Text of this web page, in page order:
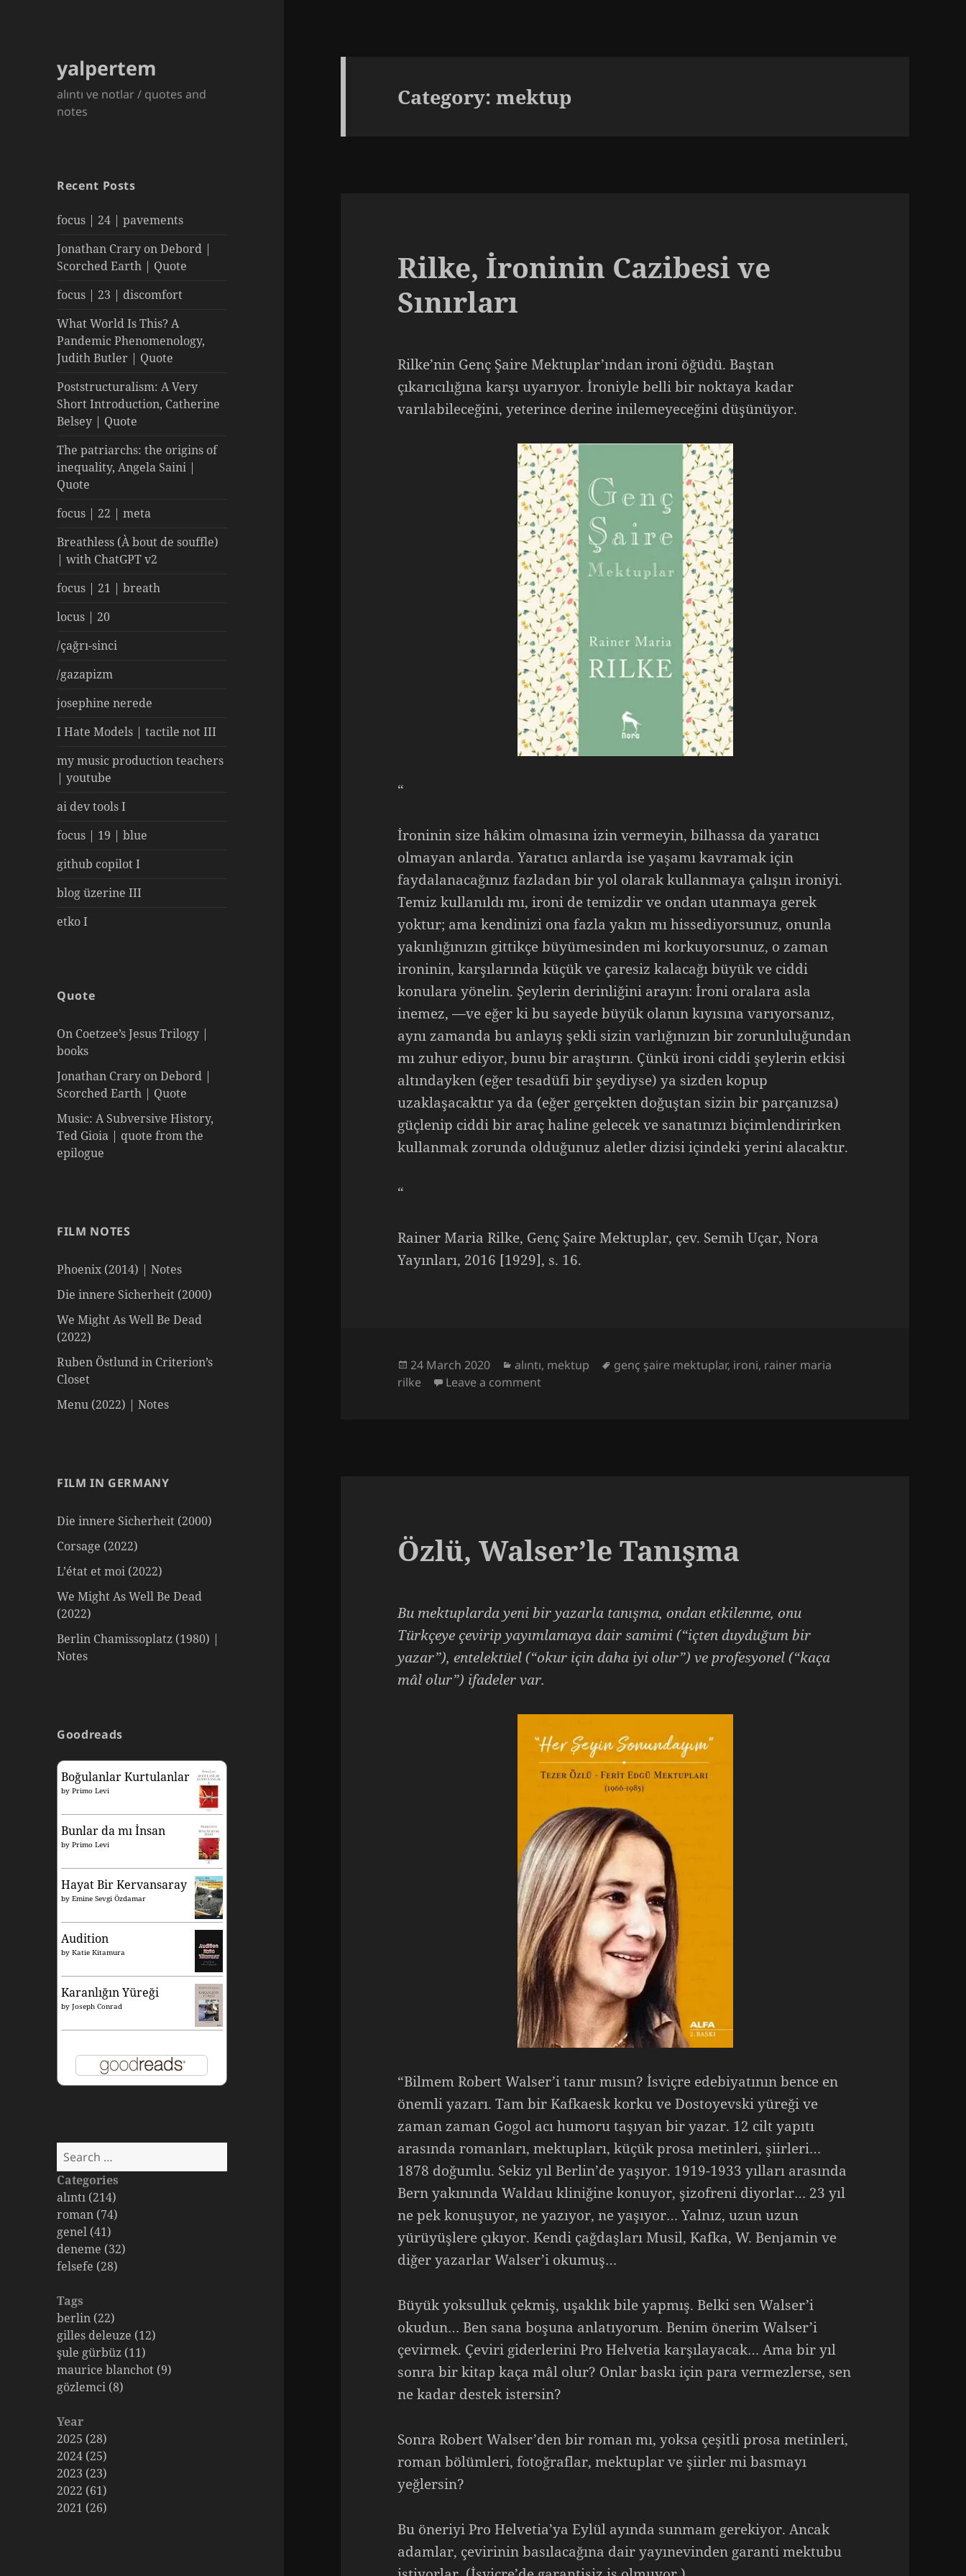
yalpertem
alıntı ve notlar / quotes and
notes
Recent Posts
focus | 24 | pavements
Jonathan Crary on Debord |
Scorched Earth | Quote
focus | 23 | discomfort
What World Is This? A
Pandemic Phenomenology,
Judith Butler | Quote
Poststructuralism: A Very
Short Introduction, Catherine
Belsey | Quote
The patriarchs: the origins of
inequality, Angela Saini |
Quote
focus | 22 | meta
Breathless (À bout de souffle)
| with ChatGPT v2
focus | 21 | breath
locus | 20
/çağrı-sinci
/gazapizm
josephine nerede
I Hate Models | tactile not III
my music production teachers
| youtube
ai dev tools I
focus | 19 | blue
github copilot I
blog üzerine III
etko I
Quote
On Coetzee’s Jesus Trilogy |
books
Jonathan Crary on Debord |
Scorched Earth | Quote
Music: A Subversive History,
Ted Gioia | quote from the
epilogue
FILM NOTES
Phoenix (2014) | Notes
Die innere Sicherheit (2000)
We Might As Well Be Dead
(2022)
Ruben Östlund in Criterion’s
Closet
Menu (2022) | Notes
FILM IN GERMANY
Die innere Sicherheit (2000)
Corsage (2022)
L’état et moi (2022)
We Might As Well Be Dead
(2022)
Berlin Chamissoplatz (1980) |
Notes
Goodreads
Boğulanlar Kurtulanlar
byPrimo Levi
Bunlar da mı İnsan
byPrimo Levi
Hayat Bir Kervansaray
byEmine Sevgi Özdamar
Audition
byKatie Kitamura
Karanlığın Yüreği
byJoseph Conrad
Search
for:
Categories
alıntı (214)
roman (74)
genel (41)
deneme (32)
felsefe (28)
Tags
berlin (22)
gilles deleuze (12)
şule gürbüz (11)
maurice blanchot (9)
gözlemci (8)
Year
2025 (28)
2024 (25)
2023 (23)
2022 (61)
2021 (26)
Category:mektup
Rilke, İroninin Cazibesi ve
Sınırları
Rilke’nin Genç Şaire Mektuplar’ından ironi öğüdü. Baştan
çıkarıcılığına karşı uyarıyor. İroniyle belli bir noktaya kadar
varılabileceğini, yeterince derine inilemeyeceğini düşünüyor.
“
İroninin size hâkim olmasına izin vermeyin, bilhassa da yaratıcı
olmayan anlarda. Yaratıcı anlarda ise yaşamı kavramak için
faydalanacağınız fazladan bir yol olarak kullanmaya çalışın ironiyi.
Temiz kullanıldı mı, ironi de temizdir ve ondan utanmaya gerek
yoktur; ama kendinizi ona fazla yakın mı hissediyorsunuz, onunla
yakınlığınızın gittikçe büyümesinden mi korkuyorsunuz, o zaman
ironinin, karşılarında küçük ve çaresiz kalacağı büyük ve ciddi
konulara yönelin. Şeylerin derinliğini arayın: İroni oralara asla
inemez, —ve eğer ki bu sayede büyük olanın kıyısına varıyorsanız,
aynı zamanda bu anlayış şekli sizin varlığınızın bir zorunluluğundan
mı zuhur ediyor, bunu bir araştırın. Çünkü ironi ciddi şeylerin etkisi
altındayken (eğer tesadüfi bir şeydiyse) ya sizden kopup
uzaklaşacaktır ya da (eğer gerçekten doğuştan sizin bir parçanızsa)
güçlenip ciddi bir araç haline gelecek ve sanatınızı biçimlendirirken
kullanmak zorunda olduğunuz aletler dizisi içindeki yerini alacaktır.
“
Rainer Maria Rilke, Genç Şaire Mektuplar, çev. Semih Uçar, Nora
Yayınları, 2016 [1929], s. 16.
Posted
on
24 March 2020 Categories
alıntı, mektup Tags
genç şaire mektuplar, ironi, rainer maria
rilke
Leave a commenton Rilke, İroninin Cazibesi ve Sınırları
Özlü, Walser’le Tanışma
Bu mektuplarda yeni bir yazarla tanışma, ondan etkilenme, onu
Türkçeye çevirip yayımlamaya dair samimi (“içten duyduğum bir
yazar”), entelektüel (“okur için daha iyi olur”) ve profesyonel (“kaça
mâl olur”) ifadeler var.
“Bilmem Robert Walser’i tanır mısın? İsviçre edebiyatının bence en
önemli yazarı. Tam bir Kafkaesk korku ve Dostoyevski yüreği ve
zaman zaman Gogol acı humoru taşıyan bir yazar. 12 cilt yapıtı
arasında romanları, mektupları, küçük prosa metinleri, şiirleri…
1878 doğumlu. Sekiz yıl Berlin’de yaşıyor. 1919-1933 yılları arasında
Bern yakınında Waldau kliniğine konuyor, şizofreni diyorlar… 23 yıl
ne pek konuşuyor, ne yazıyor, ne yaşıyor… Yalnız, uzun uzun
yürüyüşlere çıkıyor. Kendi çağdaşları Musil, Kafka, W. Benjamin ve
diğer yazarlar Walser’i okumuş…
Büyük yoksulluk çekmiş, uşaklık bile yapmış. Belki sen Walser’i
okudun… Ben sana boşuna anlatıyorum. Benim önerim Walser’i
çevirmek. Çeviri giderlerini Pro Helvetia karşılayacak… Ama bir yıl
sonra bir kitap kaça mâl olur? Onlar baskı için para vermezlerse, sen
ne kadar destek istersin?
Sonra Robert Walser’den bir roman mı, yoksa çeşitli prosa metinleri,
roman bölümleri, fotoğraflar, mektuplar ve şiirler mi basmayı
yeğlersin?
Bu öneriyi Pro Helvetia’ya Eylül ayında sunmam gerekiyor. Ancak
adamlar, çevirinin basılacağına dair yayınevinden garanti mektubu